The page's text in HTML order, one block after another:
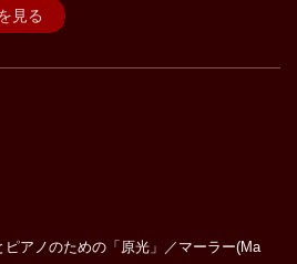
見る
アノのための「原光」／マーラー(Ma